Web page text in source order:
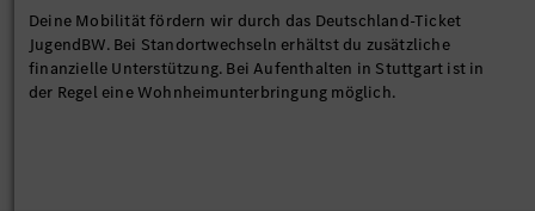
Deine Mobilität fördern wir durch das Deutschland-Ticket
JugendBW. Bei Standortwechseln erhältst du zusätzliche
finanzielle Unterstützung. Bei Aufenthalten in Stuttgart ist in
der Regel eine Wohnheimunterbringung möglich.